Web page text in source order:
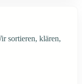
sortieren, klären,